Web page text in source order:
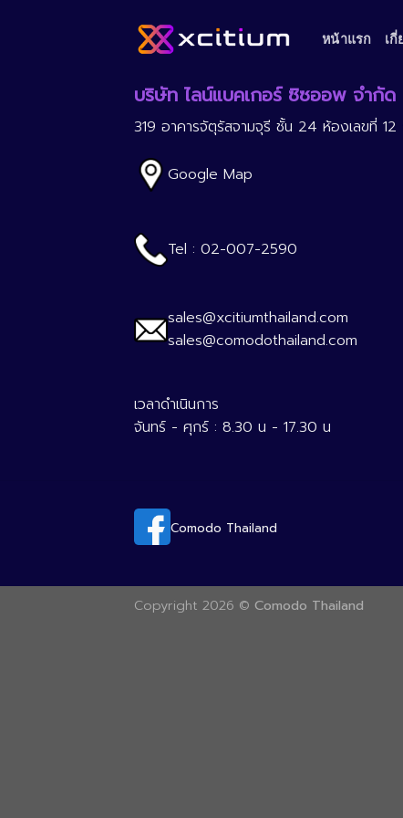
หน้าแรก เกี่
บริษัท ไลน์แบคเกอร์ ซิซออพ จำกัด
319 อาคารจัตุรัสจามจุรี ชั้น 24 ห้องเลขที่
Google Map
Tel : 02-007-2590
sales@xcitiumthailand.com
sales@comodothailand.com
เวลาดำเนินการ
จันทร์ - ศุกร์ : 8.30 น - 17.30 น
Comodo Thailand
Copyright 2026 © Comodo Thailand